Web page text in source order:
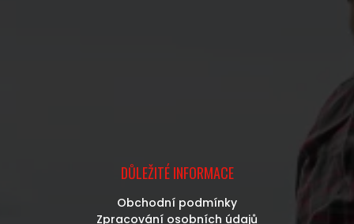
DŮLEŽITÉ INFORMACE
Obchodní podmínky
Zpracování osobních údajů